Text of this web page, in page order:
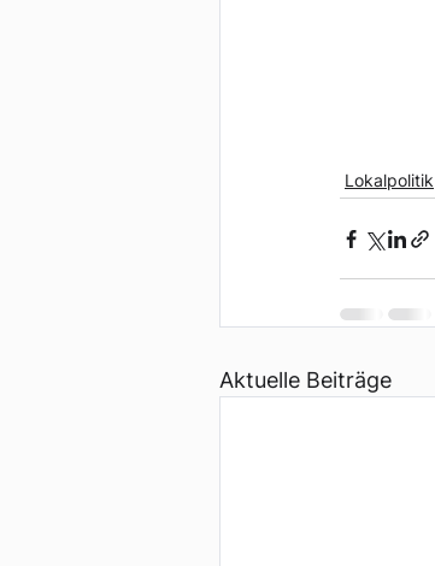
Lokalpolitik
Aktuelle Beiträge